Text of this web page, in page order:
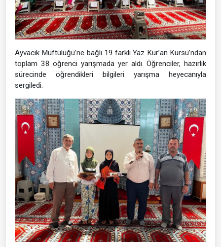
Ayvacık Müftülüğü’ne bağlı 19 farklı Yaz Kur’an Kursu’ndan
toplam 38 öğrenci yarışmada yer aldı. Öğrenciler, hazırlık
sürecinde öğrendikleri bilgileri yarışma heyecanıyla
sergiledi.